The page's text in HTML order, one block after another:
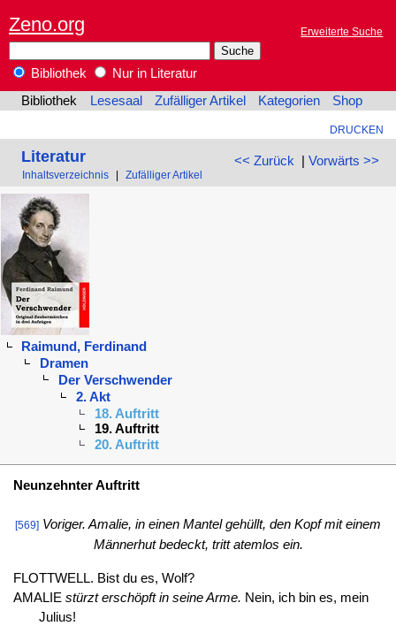
Zeno.org Erweiterte Suche
Bibliothek
Nur in Literatur
Bibliothek
Lesesaal Zufälliger Artikel Kategorien Shop
DRUCKEN
<< Zurück | Vorwärts >>
Literatur
Inhaltsverzeichnis Zufälliger Artikel
Raimund, Ferdinand
Dramen
Der Verschwender
2. Akt
18. Auftritt
19. Auftritt
20. Auftritt
Neunzehnter Auftritt
[569] Voriger. Amalie, in einen Mantel gehüllt, den Kopf mit einem
Männerhut bedeckt, tritt atemlos ein.
FLOTTWELL. Bist du es, Wolf?
AMALIE stürzt erschöpft in seine Arme. Nein, ich bin es, mein
Julius!